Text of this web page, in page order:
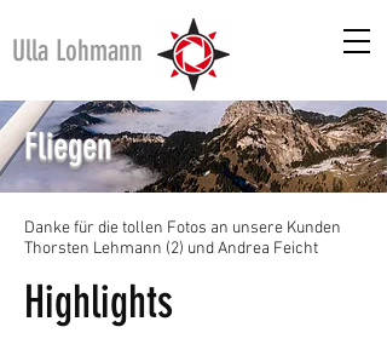
Ulla Lohmann
Fliegen
Danke für die tollen Fotos an unsere Kunden
Thorsten Lehmann (2) und Andrea Feicht
Highlights